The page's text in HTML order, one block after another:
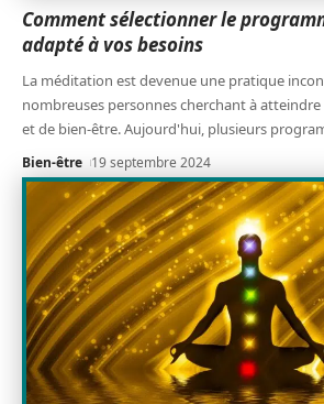
Comment sélectionner le
adapté à vos besoins
La méditation est devenue une pratique
nombreuses personnes cherchant à
et de bien-être. Aujourd'hui, plusieurs
Bien-être 19 septembre 2024